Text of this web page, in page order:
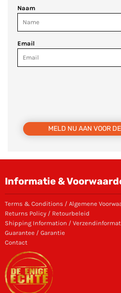
Naam
Email
MELD NU AAN VOOR
Informatie &
Terms & Conditions / Algemene
Returns Policy / Retourbeleid
Shipping Information /
Guarantee / Garantie
Contact